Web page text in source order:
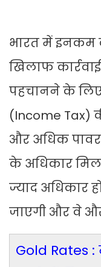
भारत में इनकम
खिलाफ
पहचानने के
(Income
और अधिक पावर
के अधिकार
ज्याद अधिकार
जाएगी और वे
Gold Rates